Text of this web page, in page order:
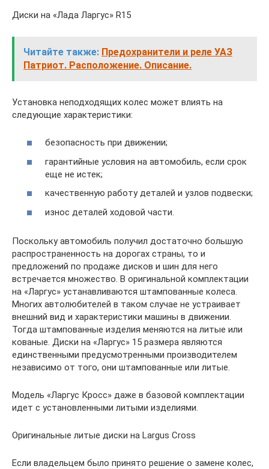
Диски на «Лада Ларгус» R15
Читайте также: Предохранители и реле УАЗ
Патриот. Расположение. Описание.
Установка неподходящих колес может влиять на
следующие характеристики:
безопасность при движении;
гарантийные условия на автомобиль, если срок
еще не истек;
качественную работу деталей и узлов подвески;
износ деталей ходовой части.
Поскольку автомобиль получил достаточно большую
распространенность на дорогах страны, то и
предложений по продаже дисков и шин для него
встречается множество. В оригинальной комплектации
на «Ларгус» устанавливаются штампованные колеса.
Многих автолюбителей в таком случае не устраивает
внешний вид и характеристики машины в движении.
Тогда штампованные изделия меняются на литые или
кованые. Диски на «Ларгус» 15 размера являются
единственными предусмотренными производителем
независимо от того, они штампованные или литые.
Модель «Ларгус Кросс» даже в базовой комплектации
идет с установленными литыми изделиями.
Оригинальные литые диски на Largus Cross
Если владельцем было принято решение о замене колес,